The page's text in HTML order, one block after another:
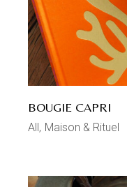
BOUGIE CAPRI
All Maison & Rituel